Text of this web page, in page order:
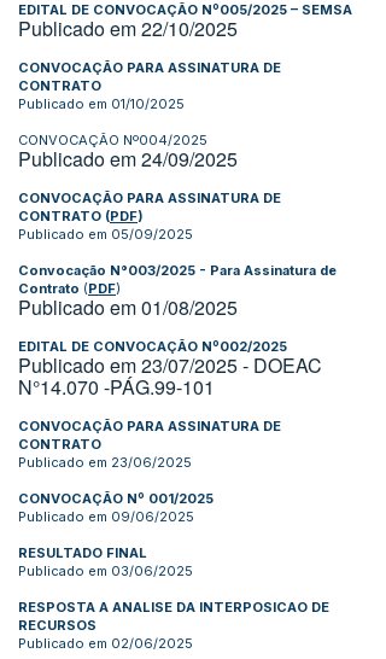
EDITAL DE CONVOCAÇÃO Nº005/2025 – SEMSA
Publicado em 22/10/2025
CONVOCAÇÃO PARA ASSINATURA DE
CONTRATO
Publicado em 01/10/2025
CONVOCAÇÃO Nº004/2025
Publicado em 24/09/2025
CONVOCAÇÃO PARA ASSINATURA DE
CONTRATO (PDF)
Publicado em 05/09/2025
Convocação N°003/2025 - Para Assinatura de
Contrato (PDF)
Publicado em 01/08/2025
EDITAL DE CONVOCAÇÃO Nº002/2025
Publicado em 23/07/2025 - DOEAC
N°14.070 -PÁG.99-101
CONVOCAÇÃO PARA ASSINATURA DE
CONTRATO
Publicado em 23/06/2025
CONVOCAÇÃO Nº 001/2025
Publicado em 09/06/2025
RESULTADO FINAL
Publicado em 03/06/2025
RESPOSTA A ANALISE DA INTERPOSICAO DE
RECURSOS
Publicado em 02/06/2025